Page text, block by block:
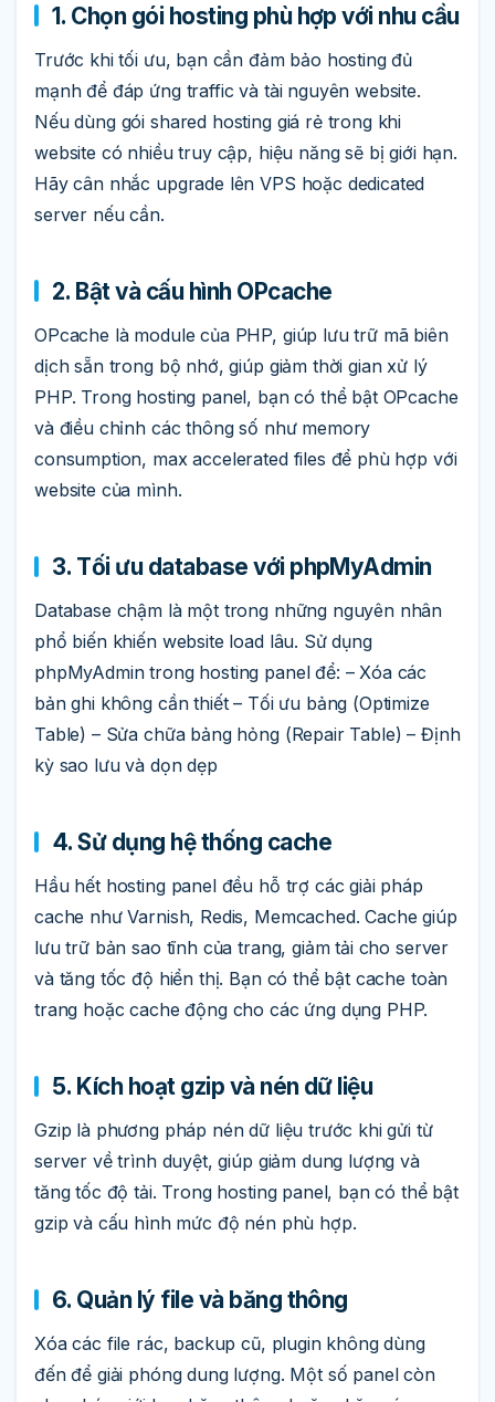
1. Chọn gói hosting phù hợp với nhu cầu
Trước khi tối ưu, bạn cần đảm bảo hosting đủ
mạnh để đáp ứng traffic và tài nguyên website.
Nếu dùng gói shared hosting giá rẻ trong khi
website có nhiều truy cập, hiệu năng sẽ bị giới hạn.
Hãy cân nhắc upgrade lên VPS hoặc dedicated
server nếu cần.
2. Bật và cấu hình OPcache
OPcache là module của PHP, giúp lưu trữ mã biên
dịch sẵn trong bộ nhớ, giúp giảm thời gian xử lý
PHP. Trong hosting panel, bạn có thể bật OPcache
và điều chỉnh các thông số như memory
consumption, max accelerated files để phù hợp với
website của mình.
3. Tối ưu database với phpMyAdmin
Database chậm là một trong những nguyên nhân
phổ biến khiến website load lâu. Sử dụng
phpMyAdmin trong hosting panel để: – Xóa các
bản ghi không cần thiết – Tối ưu bảng (Optimize
Table) – Sửa chữa bảng hỏng (Repair Table) – Định
kỳ sao lưu và dọn dẹp
4. Sử dụng hệ thống cache
Hầu hết hosting panel đều hỗ trợ các giải pháp
cache như Varnish, Redis, Memcached. Cache giúp
lưu trữ bản sao tĩnh của trang, giảm tải cho server
và tăng tốc độ hiển thị. Bạn có thể bật cache toàn
trang hoặc cache động cho các ứng dụng PHP.
5. Kích hoạt gzip và nén dữ liệu
Gzip là phương pháp nén dữ liệu trước khi gửi từ
server về trình duyệt, giúp giảm dung lượng và
tăng tốc độ tải. Trong hosting panel, bạn có thể bật
gzip và cấu hình mức độ nén phù hợp.
6. Quản lý file và băng thông
Xóa các file rác, backup cũ, plugin không dùng
đến để giải phóng dung lượng. Một số panel còn